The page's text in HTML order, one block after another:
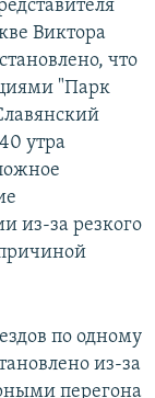
Виктора
что
"Парк
утра
из-за резкого
по одному
из-за
перегона